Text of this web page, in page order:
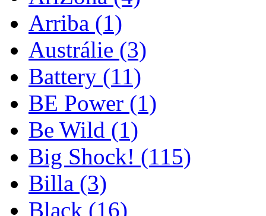
Arriba (1)
Austrálie (3)
Battery (11)
BE Power (1)
Be Wild (1)
Big Shock! (115)
Billa (3)
Black (16)